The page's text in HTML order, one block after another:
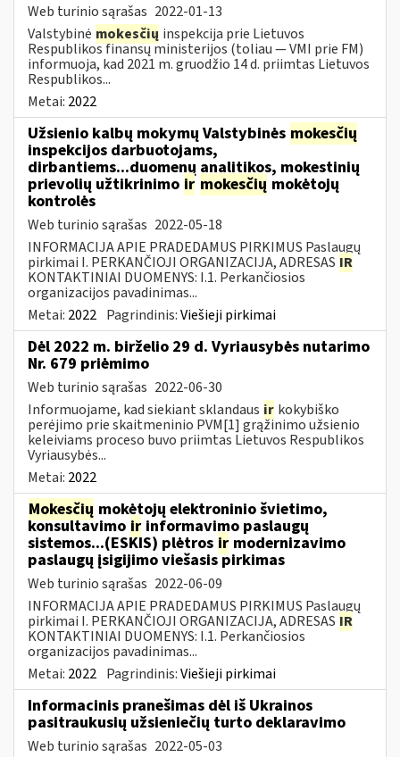
Web turinio sąrašas 2022-01-13
Valstybinė mokesčių inspekcija prie Lietuvos
Respublikos finansų ministerijos (toliau — VMI prie FM)
informuoja, kad 2021 m. gruodžio 14 d. priimtas Lietuvos
Respublikos...
Metai: 2022
Užsienio kalbų mokymų Valstybinės mokesčių
inspekcijos darbuotojams,
dirbantiems...duomenų analitikos, mokestinių
prievolių užtikrinimo ir mokesčių mokėtojų
kontrolės
Web turinio sąrašas 2022-05-18
INFORMACIJA APIE PRADEDAMUS PIRKIMUS Paslaugų
pirkimai I. PERKANČIOJI ORGANIZACIJA, ADRESAS IR
KONTAKTINIAI DUOMENYS: I.1. Perkančiosios
organizacijos pavadinimas...
Metai: 2022 Pagrindinis:Viešieji pirkimai
Dėl 2022 m. birželio 29 d. Vyriausybės nutarimo
Nr. 679 priėmimo
Web turinio sąrašas 2022-06-30
Informuojame, kad siekiant sklandaus ir kokybiško
perėjimo prie skaitmeninio PVM[1] grąžinimo užsienio
keleiviams proceso buvo priimtas Lietuvos Respublikos
Vyriausybės...
Metai: 2022
Mokesčių mokėtojų elektroninio švietimo,
konsultavimo ir informavimo paslaugų
sistemos...(ESKIS) plėtros ir modernizavimo
paslaugų įsigijimo viešasis pirkimas
Web turinio sąrašas 2022-06-09
INFORMACIJA APIE PRADEDAMUS PIRKIMUS Paslaugų
pirkimai I. PERKANČIOJI ORGANIZACIJA, ADRESAS IR
KONTAKTINIAI DUOMENYS: I.1. Perkančiosios
organizacijos pavadinimas...
Metai: 2022 Pagrindinis:Viešieji pirkimai
Informacinis pranešimas dėl iš Ukrainos
pasitraukusių užsieniečių turto deklaravimo
Web turinio sąrašas 2022-05-03